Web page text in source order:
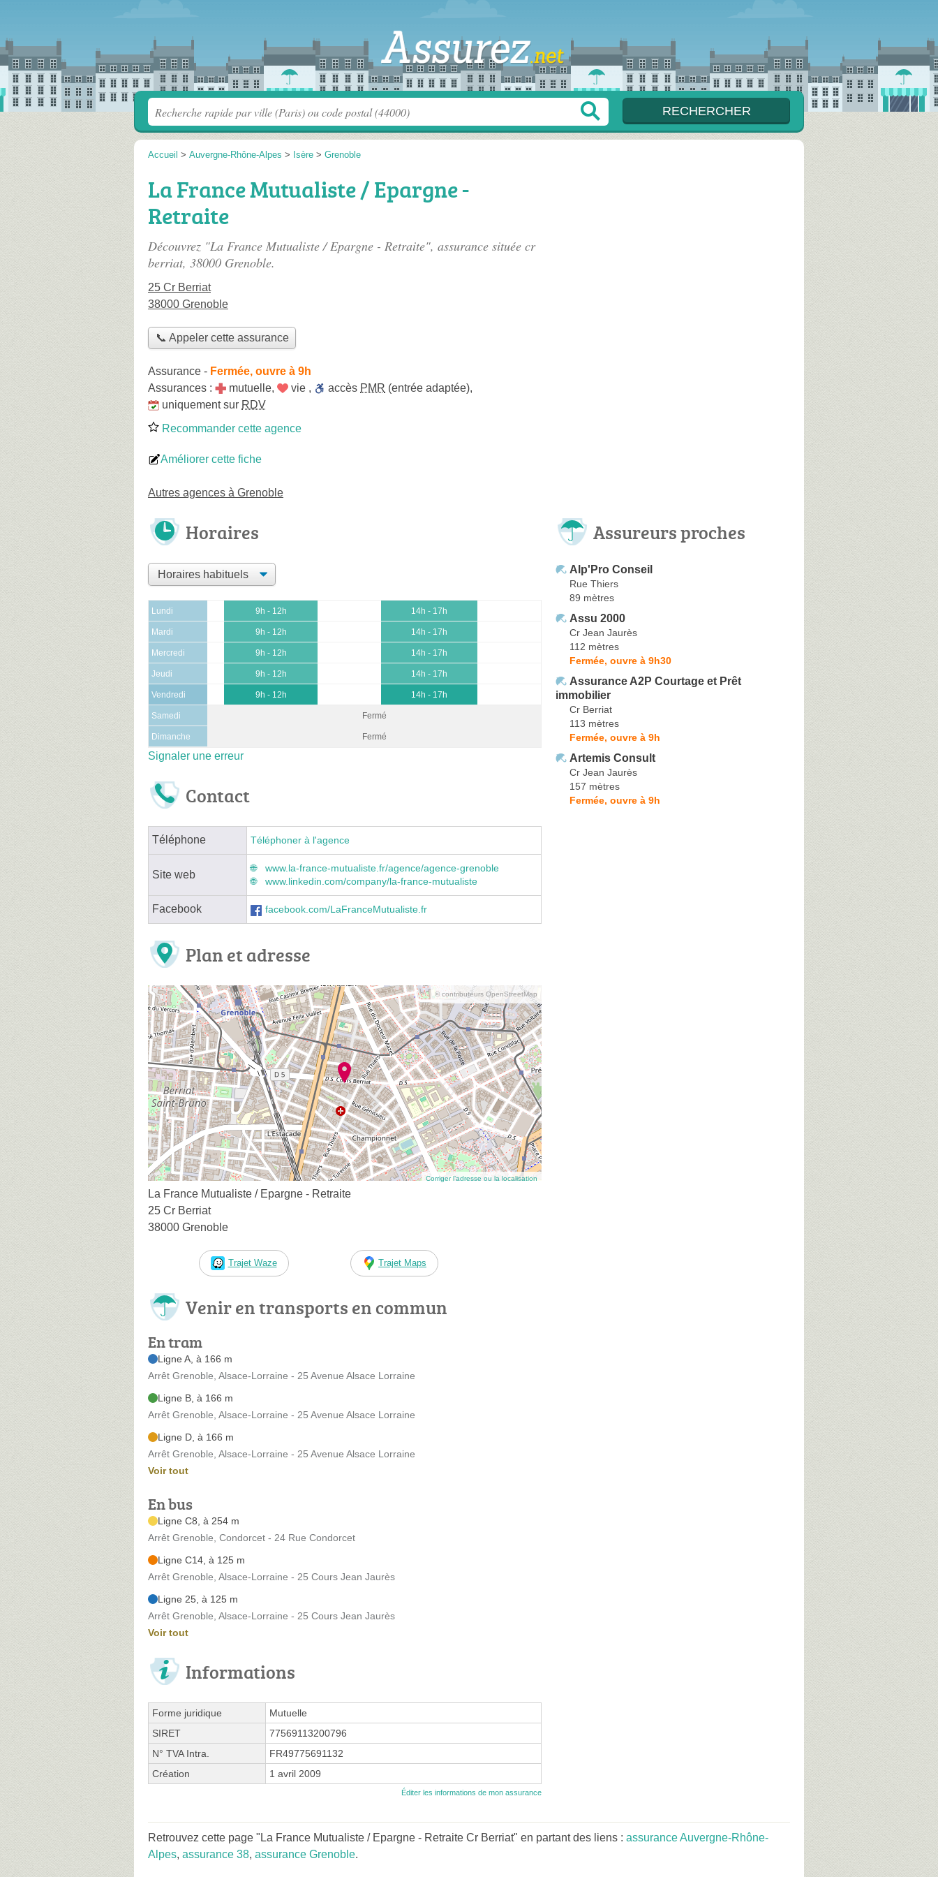
Accueil > Auvergne-Rhône-Alpes > Isère > Grenoble
La France Mutualiste / Epargne -
Retraite
Découvrez "La France Mutualiste / Epargne - Retraite", assurance située cr
berriat, 38000 Grenoble.
25 Cr Berriat
38000 Grenoble
📞 Appeler cette assurance
Assurance - Fermée, ouvre à 9h
Assurances :
mutuelle, vie , accès PMR (entrée adaptée),
uniquement sur RDV
Recommander cette agence
Améliorer cette fiche
Autres agences à Grenoble
Horaires
Lundi 9h - 12h 14h - 17h
Mardi 9h - 12h 14h - 17h
Mercredi 9h - 12h 14h - 17h
Jeudi 9h - 12h 14h - 17h
Vendredi 9h - 12h 14h - 17h
Samedi Fermé
Dimanche Fermé
Signaler une erreur
Contact
Téléphone Téléphoner à l'agence
Site web
www.la-france-mutualiste.fr/agence/agence-grenoble
www.linkedin.com/company/la-france-mutualiste
Facebook facebook.com/LaFranceMutualiste.fr
Plan et adresse
© contributeurs OpenStreetMap
Corriger l’adresse ou la localisation
La France Mutualiste / Epargne - Retraite
25 Cr Berriat
38000 Grenoble
Trajet Waze Trajet Maps
Venir en transports en commun
En tram
Ligne A, à 166 m
Arrêt Grenoble, Alsace-Lorraine - 25 Avenue Alsace Lorraine
Ligne B, à 166 m
Arrêt Grenoble, Alsace-Lorraine - 25 Avenue Alsace Lorraine
Ligne D, à 166 m
Arrêt Grenoble, Alsace-Lorraine - 25 Avenue Alsace Lorraine
Voir tout
En bus
Ligne C8, à 254 m
Arrêt Grenoble, Condorcet - 24 Rue Condorcet
Ligne C14, à 125 m
Arrêt Grenoble, Alsace-Lorraine - 25 Cours Jean Jaurès
Ligne 25, à 125 m
Arrêt Grenoble, Alsace-Lorraine - 25 Cours Jean Jaurès
Voir tout
Informations
Forme juridique
Mutuelle
SIRET
77569113200796
N° TVA Intra.
FR49775691132
Création
1 avril 2009
Éditer les informations de mon assurance
Assureurs proches
Alp'Pro Conseil
Rue Thiers
89 mètres
Assu 2000
Cr Jean Jaurès
112 mètres
Fermée, ouvre à 9h30
Assurance A2P Courtage et Prêt
immobilier
Cr Berriat
113 mètres
Fermée, ouvre à 9h
Artemis Consult
Cr Jean Jaurès
157 mètres
Fermée, ouvre à 9h
Retrouvez cette page "La France Mutualiste / Epargne - Retraite Cr Berriat" en partant des liens : assurance Auvergne-Rhône-
Alpes, assurance 38, assurance Grenoble.